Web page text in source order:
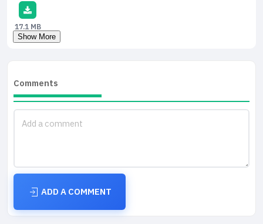
17.1 MB
Show More
Comments
ADD A COMMENT